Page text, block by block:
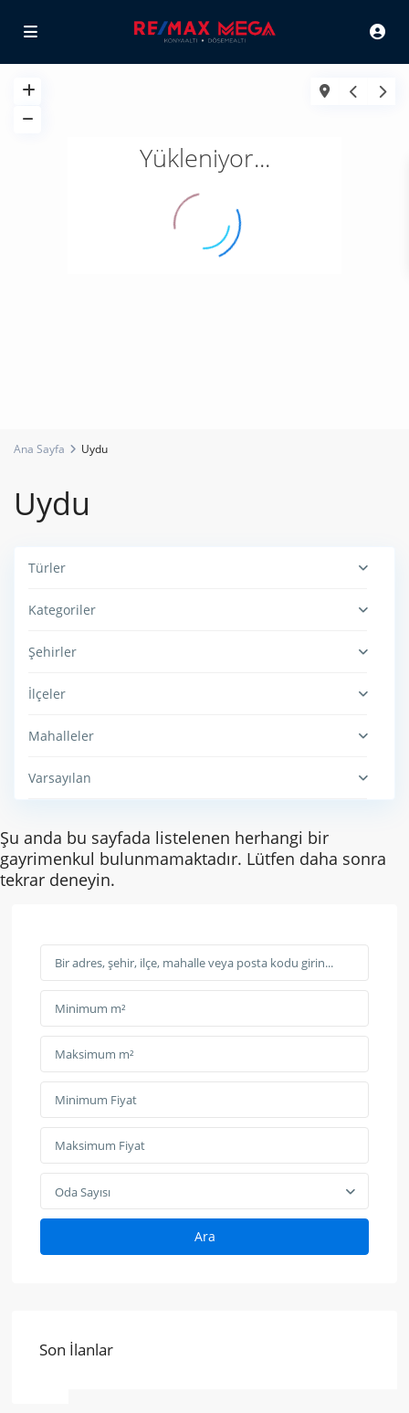
Yükleniyor...
Ana Sayfa Uydu
Uydu
Türler
Kategoriler
Şehirler
İlçeler
Mahalleler
Varsayılan
Şu anda bu sayfada listelenen herhangi bir
gayrimenkul bulunmamaktadır. Lütfen daha sonra
tekrar deneyin.
Oda Sayısı
Ara
Son İlanlar